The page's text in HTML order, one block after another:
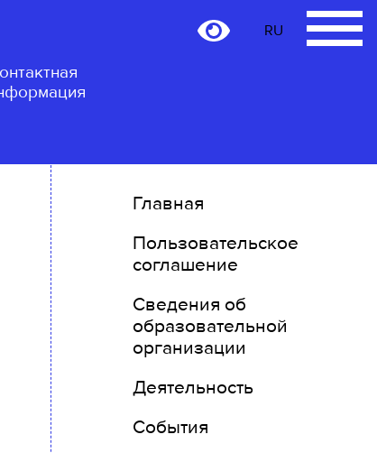
RU
Главная
Пользовательское
соглашение
Сведения об
образовательной
организации
Деятельность
События